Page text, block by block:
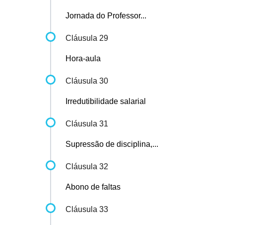
Jornada do Professor...
Cláusula 29
Hora-aula
Cláusula 30
Irredutibilidade salarial
Cláusula 31
Supressão de disciplina,...
Cláusula 32
Abono de faltas
Cláusula 33